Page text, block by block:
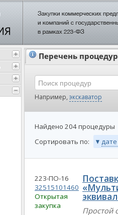
Перечень процедур